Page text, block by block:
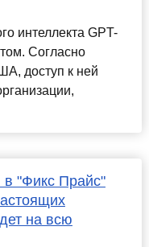
интеллекта GPT-
Согласно
доступ к ней
в "Фикс Прайс"
на всю